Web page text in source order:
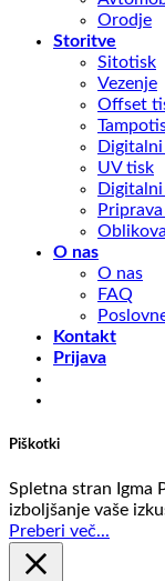
Orodje
Storitve
Sitotisk
Vezenje
Offset
UV tisk
O nas
O nas
FAQ
Kontakt
Prijava
Piškotki
Spletna stran Igma
izboljšanje vaše
Preberi več...